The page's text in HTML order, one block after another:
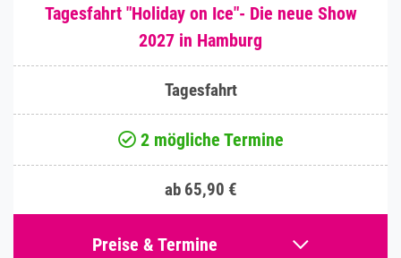
Tagesfahrt "Holiday on Ice"- Die neue Show
2027 in Hamburg
Tagesfahrt
2 mögliche Termine
ab 65,90 €
Preise & Termine